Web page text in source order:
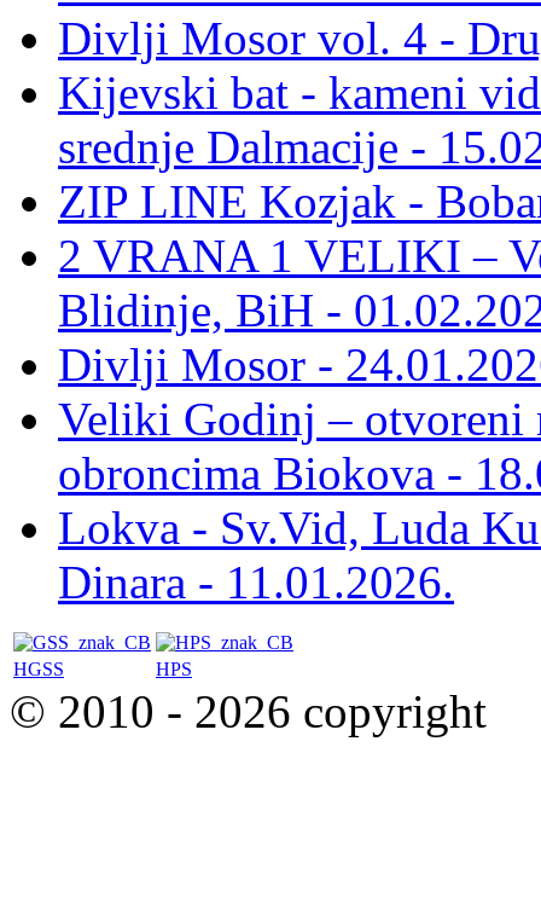
Divlji Mosor vol. 4 -
Kijevski bat - kameni
srednje Dalmacije -
ZIP LINE Kozjak -
2 VRANA 1 VELIKI –
Blidinje, BiH -
Divlji Mosor -
Veliki Godinj – otvoreni
obroncima Biokova -
Lokva - Sv.Vid, Luda
Dinara - 11.01.2026.
HGSS HPS
© 2010 - 2026 copyright